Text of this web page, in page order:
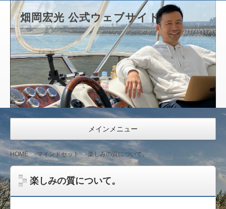
畑岡宏光 公式ウェブサイト
メインメニュー
HOME マインドセット 楽しみの質について。
楽しみの質について。